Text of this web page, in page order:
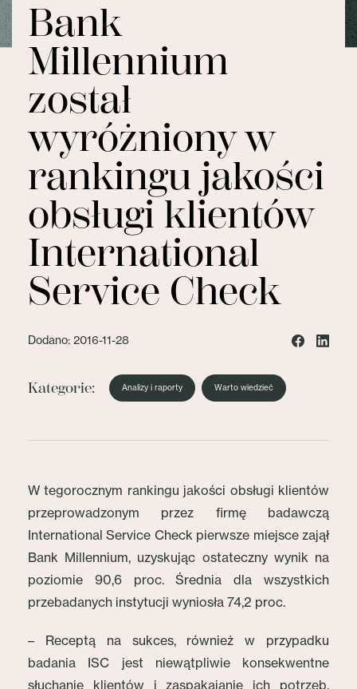
Bank
Millennium
został
wyróżniony w
rankingu jakości
obsługi klientów
International
Service Check
Dodano: 2016-11-28
Kategorie: Analizy i raporty Warto wiedzieć
W tegorocznym rankingu jakości obsługi klientów
przeprowadzonym przez firmę badawczą
International Service Check pierwsze miejsce zajął
Bank Millennium, uzyskując ostateczny wynik na
poziomie 90,6 proc. Średnia dla wszystkich
przebadanych instytucji wyniosła 74,2 proc.
– Receptą na sukces, również w przypadku
badania ISC jest niewątpliwie konsekwentne
słuchanie klientów i zaspakajanie ich potrzeb.